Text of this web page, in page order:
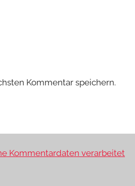
Kommentar speichern.
Kommentardaten verarbeitet